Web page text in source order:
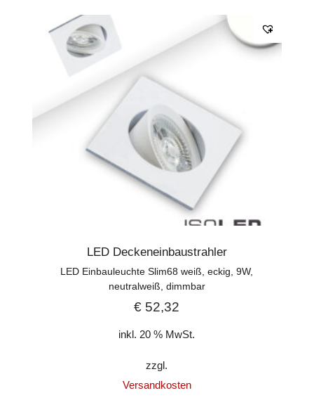
LED Deckeneinbaustrahler
LED Einbauleuchte Slim68 weiß, eckig, 9W,
neutralweiß, dimmbar
€ 52,32
inkl. 20 % MwSt.
zzgl.
Versandkosten